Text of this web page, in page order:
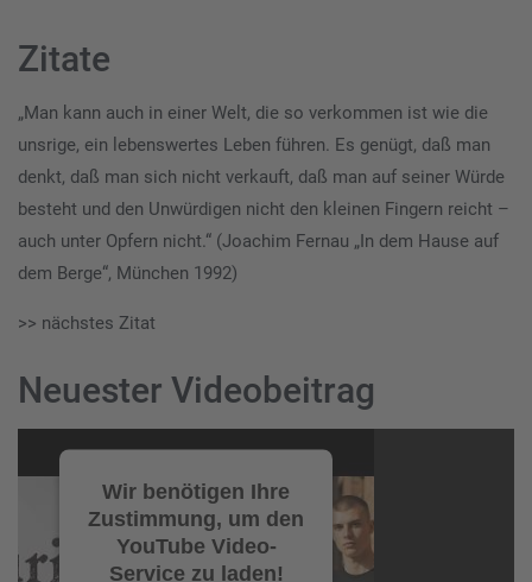
Zitate
„Man kann auch in einer Welt, die so verkommen ist wie die
unsrige, ein lebenswertes Leben führen. Es genügt, daß man
denkt, daß man sich nicht verkauft, daß man auf seiner Würde
besteht und den Unwürdigen nicht den kleinen Fingern reicht –
auch unter Opfern nicht.“ (Joachim Fernau „In dem Hause auf
dem Berge“, München 1992)
>> nächstes Zitat
Neuester Videobeitrag
Player
Wir benötigen Ihre
Zustimmung, um den
YouTube Video-
Service zu laden!